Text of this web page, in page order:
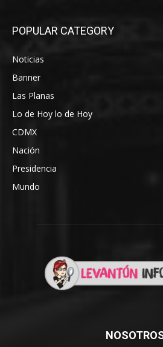
POPULAR CATEGORY
Noticias
Banner
Las Planas
Lo de Hoy lo de Hoy
CDMX
Nación
Presidencia
Mundo